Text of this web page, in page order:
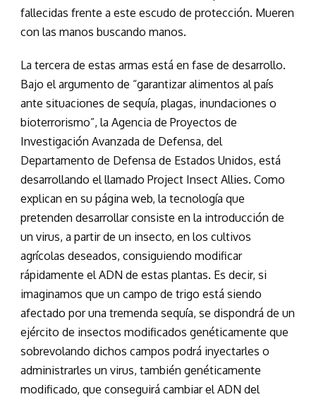
fallecidas frente a este escudo de protección. Mueren
con las manos buscando manos.
La tercera de estas armas está en fase de desarrollo.
Bajo el argumento de “garantizar alimentos al país
ante situaciones de sequía, plagas, inundaciones o
bioterrorismo”, la Agencia de Proyectos de
Investigación Avanzada de Defensa, del
Departamento de Defensa de Estados Unidos, está
desarrollando el llamado Project Insect Allies. Como
explican en su página web, la tecnología que
pretenden desarrollar consiste en la introducción de
un virus, a partir de un insecto, en los cultivos
agrícolas deseados, consiguiendo modificar
rápidamente el ADN de estas plantas. Es decir, si
imaginamos que un campo de trigo está siendo
afectado por una tremenda sequía, se dispondrá de un
ejército de insectos modificados genéticamente que
sobrevolando dichos campos podrá inyectarles o
administrarles un virus, también genéticamente
modificado, que conseguirá cambiar el ADN del